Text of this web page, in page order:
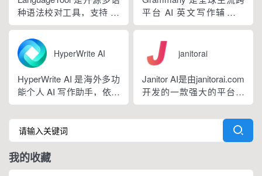
辅助等场景。产品采用金
币激励体系，用户可通过
种语法校对工具，支持 30
余种语言与方言检测，覆
盖英、西、德、法等主流
语种，区分六大英语地域
版本。工具除基础拼写语
法纠错外，还可校验标
点、大小写、语句冗余问
题，附带 AI 句子改写功
平台 AI 英文写作辅助工
具，提供免费基础版本，
搭载 GrammarlyGO 智能
写作助手，集实时校对、
AI 生成、抄袭检测、引文
排版、团队文风统一功能
于一体。覆盖客户端、浏
HyperWrite AI
HyperWrite AI 是海外多功
能个人 AI 写作助手，依托
大语言模型打造全场景文
字处理工具，内置上百种
写作功能，支持原生网页
编辑器与 Chrome 浏览器
插件，可在任意网页实时
调用 AI。覆盖内容生成、
janitorai
Janitor AI是由janitorai.com
开发的一款强大的平台，
允许用户创建具有不同个
性的NSFW虚构聊天机器
人角色。该平台由大型语
言模型驱动，包括OpenAI
我的收藏